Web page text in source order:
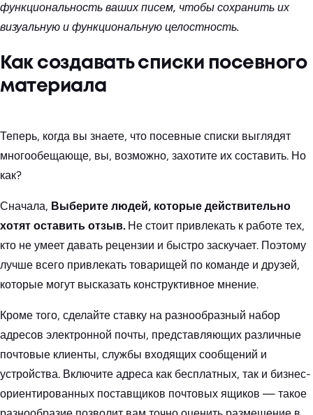
функциональность ваших писем, чтобы сохранить их
визуальную и функциональную целостность.
Как создавать списки посевного
материала
Теперь, когда вы знаете, что посевные списки выглядят
многообещающе, вы, возможно, захотите их составить. Но
как?
Сначала, Выберите людей, которые действительно
хотят оставить отзыв. Не стоит привлекать к работе тех,
кто не умеет давать рецензии и быстро заскучает. Поэтому
лучше всего привлекать товарищей по команде и друзей,
которые могут высказать конструктивное мнение.
Кроме того, сделайте ставку на разнообразный набор
адресов электронной почты, представляющих различные
почтовые клиенты, службы входящих сообщений и
устройства. Включите адреса как бесплатных, так и бизнес-
ориентированных поставщиков почтовых ящиков — такое